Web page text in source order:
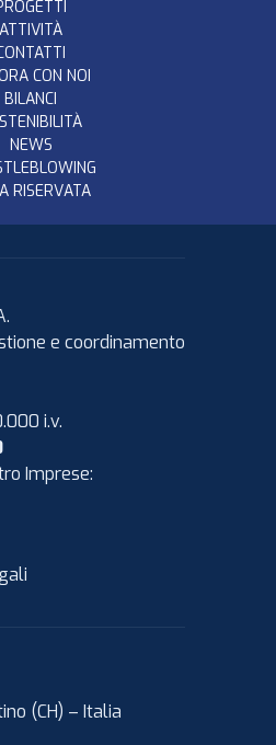
ATTIVITÀ
CON NOI
BILANCI
NEWS
RISERVATA
e coordinamento
i.v.
Imprese:
(CH) – Italia